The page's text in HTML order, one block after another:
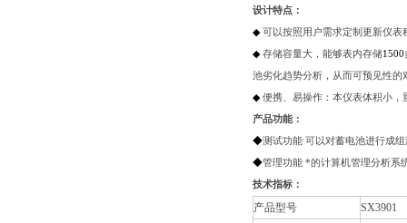
设计特点：
◆ 可以按照用户需求定制更新仪表
◆ 存储容量大，能够表内存储1500
池劣化趋势分析，从而可预见性
◆ 便携、易操作：本仪表体积小
产品功能：
◆测试功能 可以对蓄电池进行成
◆管理功能 *的计算机管理分析系
技术指标：
产品型号
SX3901